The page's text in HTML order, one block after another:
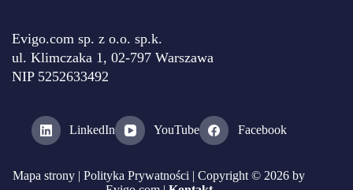
Evigo.com sp. z o.o. sp.k.
ul. Klimczaka 1, 02-797 Warszawa
NIP 5252633492
LinkedIn YouTube Facebook
Mapa strony |Polityka Prywatności | Copyright © 2026 by